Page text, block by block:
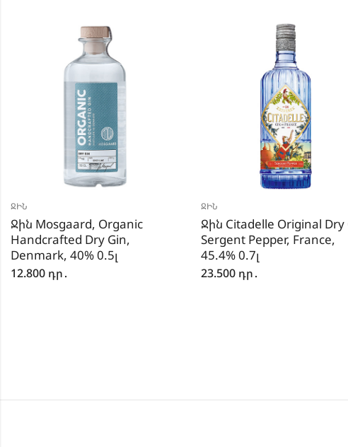
ՋԻՆ
Ջին Mosgaard, Organic
Handcrafted Dry Gin,
Denmark, 40% 0.5լ
12.800 դր․
ՋԻՆ
Ջին Citadelle Original Dry
Sergent Pepper, France,
45.4% 0.7լ
23.500 դր․